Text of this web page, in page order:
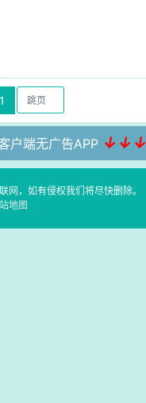
1
户端无广告APP ↓↓↓
网，如有侵权我们将尽快删除。
地图